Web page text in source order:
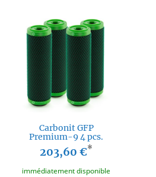
Carbonit GFP
Premium-9 4 pcs.
203,60 €*
immédiatement disponible